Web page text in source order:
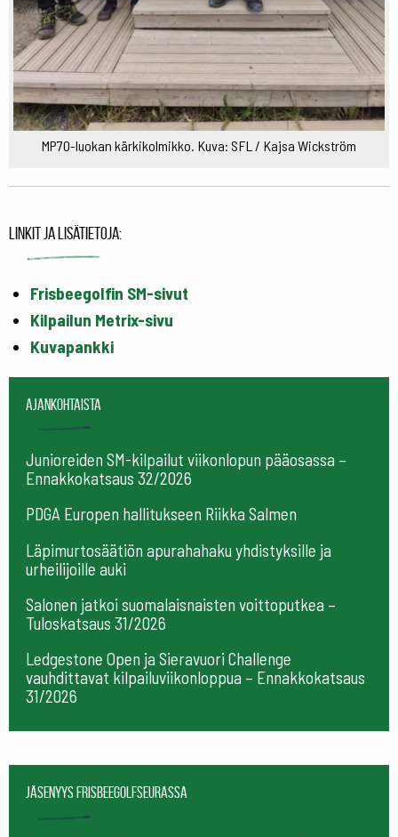
MP70-luokan kärkikolmikko. Kuva: SFL / Kajsa Wickström
Linkit ja lisätietoja:
Frisbeegolfin SM-sivut
Kilpailun Metrix-sivu
Kuvapankki
Ajankohtaista
Junioreiden SM-kilpailut viikonlopun pääosassa –
Ennakkokatsaus 32/2026
PDGA Europen hallitukseen Riikka Salmen
Läpimurtosäätiön apurahahaku yhdistyksille ja
urheilijoille auki
Salonen jatkoi suomalaisnaisten voittoputkea –
Tuloskatsaus 31/2026
Ledgestone Open ja Sieravuori Challenge
vauhdittavat kilpailuviikonloppua – Ennakkokatsaus
31/2026
Jäsenyys frisbeegolfseurassa